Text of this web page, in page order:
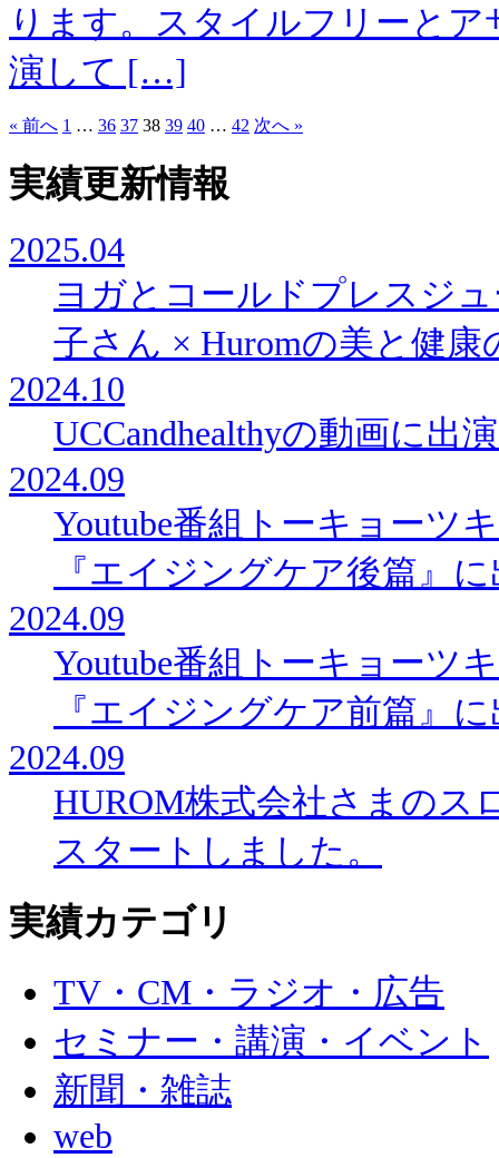
ります。スタイルフリーと
演して […]
« 前へ 1 … 36 37 38 39 40 … 42 次へ »
実績更新情報
2025.04
ヨガとコールドプレスジ
子さん × Huromの美と健
2024.10
UCCandhealthyの動画に出
2024.09
Youtube番組トーキョーツ
『エイジングケア後篇』
2024.09
Youtube番組トーキョーツ
『エイジングケア前篇』
2024.09
HUROM株式会社さまのス
スタートしました。
実績カテゴリ
TV・CM・ラジオ・広告
セミナー・講演・イベント
新聞・雑誌
web